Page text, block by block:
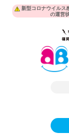
新型コロナウイルス
の運営